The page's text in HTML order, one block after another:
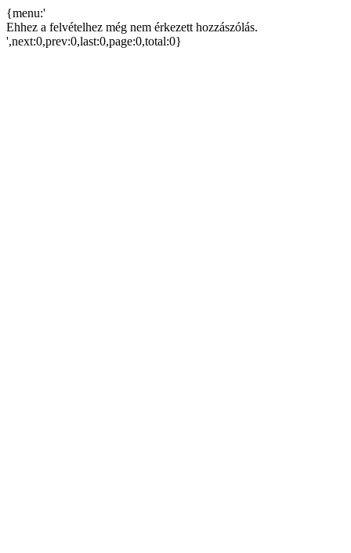
{menu:'
Ehhez a felvételhez még nem érkezett hozzászólás.
',next:0,prev:0,last:0,page:0,total:0}